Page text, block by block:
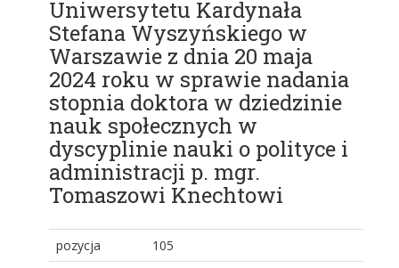
Uniwersytetu Kardynała
Stefana Wyszyńskiego w
Warszawie z dnia 20 maja
2024 roku w sprawie nadania
stopnia doktora w dziedzinie
nauk społecznych w
dyscyplinie nauki o polityce i
administracji p. mgr.
Tomaszowi Knechtowi
pozycja
105